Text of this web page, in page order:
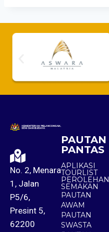
No. 2, Menara
1, Jalan
P5/6,
Presint 5,
62200
PAUTAN
PANTAS
APLIKASI
TOURLIST
PEROLEHAN
SEMAKAN
PAUTAN
AWAM
PAUTAN
SWASTA